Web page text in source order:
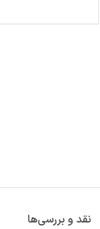
نقد و بررسی‌ها